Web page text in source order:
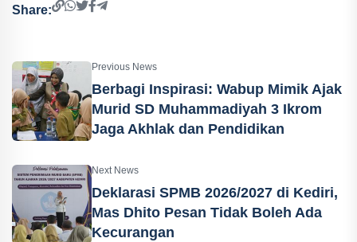
Share:
Previous News
Berbagi Inspirasi: Wabup Mimik Ajak
Murid SD Muhammadiyah 3 Ikrom
Jaga Akhlak dan Pendidikan
Next News
Deklarasi SPMB 2026/2027 di Kediri,
Mas Dhito Pesan Tidak Boleh Ada
Kecurangan